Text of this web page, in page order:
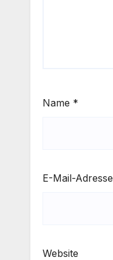
Name *
E-Mail-Adresse
Website